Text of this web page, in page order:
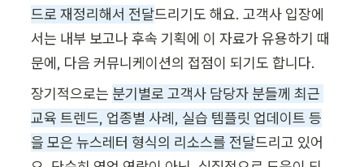
드로 재정리해서 전달드리기도 해요. 고객사 입장에
서는 내부 보고나 후속 기획에 이 자료가 유용하기 때
문에, 다음 커뮤니케이션의 접점이 되기도 합니다.
장기적으로는 분기별로 고객사 담당자 분들께 최근
교육 트렌드, 업종별 사례, 실습 템플릿 업데이트 등
을 모은 뉴스레터 형식의 리소스를 전달드리고 있어